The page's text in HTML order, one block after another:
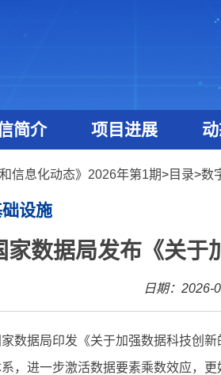
简介 项目进展
和信息化动态》2026年第1期>目录>数
设施
家数据局发布《关于
日期：2026-
数据局印发《关于加强数据科技创
，进一步激活数据要素乘数效应，更